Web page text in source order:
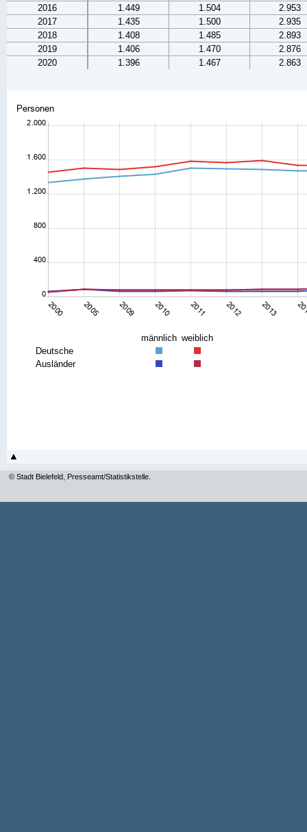
2016
1.449 1.504
2.953
2017
1.435 1.500
2.935
2018
1.408 1.485
2.893
2019
1.406 1.470
2.876
2020
1.396 1.467 2.863
männlich weiblich
Deutsche
Ausländer
© Stadt Bielefeld, Presseamt/Statistikstelle.